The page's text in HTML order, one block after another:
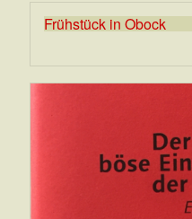
Frühstück in Obock